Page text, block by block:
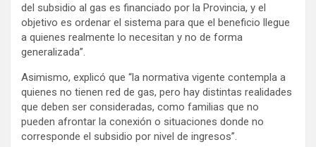
del subsidio al gas es financiado por la Provincia, y el
objetivo es ordenar el sistema para que el beneficio llegue
a quienes realmente lo necesitan y no de forma
generalizada”.
Asimismo, explicó que “la normativa vigente contempla a
quienes no tienen red de gas, pero hay distintas realidades
que deben ser consideradas, como familias que no
pueden afrontar la conexión o situaciones donde no
corresponde el subsidio por nivel de ingresos”.